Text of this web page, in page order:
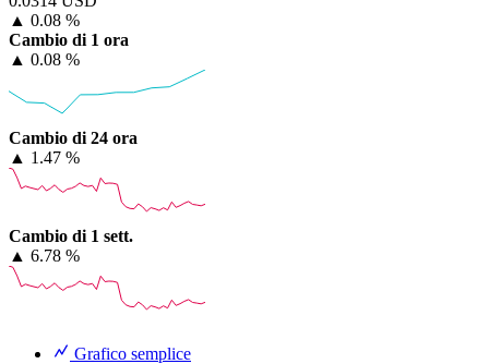
▲ 0.08 %
Cambio di 1 ora
▲ 0.08 %
Cambio di 24 ora
▲ 1.47 %
Cambio di 1 sett.
▲ 6.78 %
Grafico semplice